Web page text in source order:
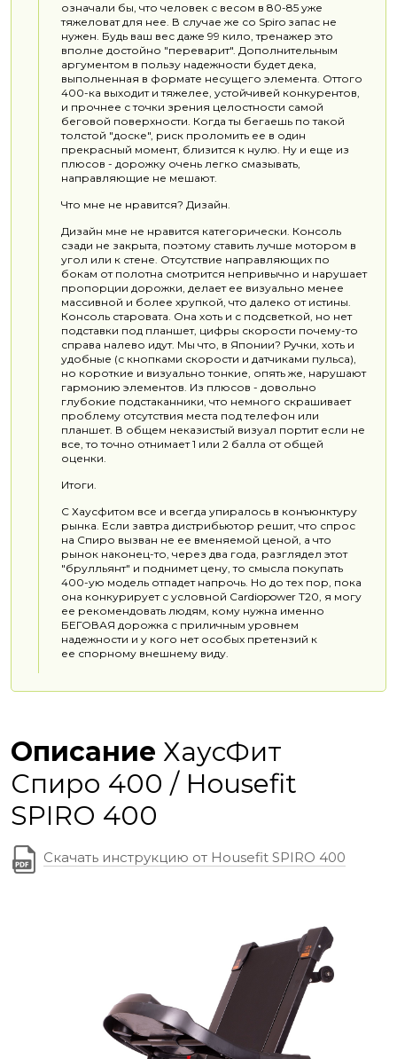
означали бы, что человек с весом в 80-85 уже
тяжеловат для нее. В случае же со Spiro запас не
нужен. Будь ваш вес даже 99 кило, тренажер это
вполне достойно "переварит". Дополнительным
аргументом в пользу надежности будет дека,
выполненная в формате несущего элемента. Оттого
400-ка выходит и тяжелее, устойчивей конкурентов,
и прочнее с точки зрения целостности самой
беговой поверхности. Когда ты бегаешь по такой
толстой "доске", риск проломить ее в один
прекрасный момент, близится к нулю. Ну и еще из
плюсов - дорожку очень легко смазывать,
направляющие не мешают.
Что мне не нравится? Дизайн.
Дизайн мне не нравится категорически. Консоль
сзади не закрыта, поэтому ставить лучше мотором в
угол или к стене. Отсутствие направляющих по
бокам от полотна смотрится непривычно и нарушает
пропорции дорожки, делает ее визуально менее
массивной и более хрупкой, что далеко от истины.
Консоль старовата. Она хоть и с подсветкой, но нет
подставки под планшет, цифры скорости почему-то
справа налево идут. Мы что, в Японии? Ручки, хоть и
удобные (с кнопками скорости и датчиками пульса),
но короткие и визуально тонкие, опять же, нарушают
гармонию элементов. Из плюсов - довольно
глубокие подстаканники, что немного скрашивает
проблему отсутствия места под телефон или
планшет. В общем неказистый визуал портит если не
все, то точно отнимает 1 или 2 балла от общей
оценки.
Итоги.
С Хаусфитом все и всегда упиралось в конъюнктуру
рынка. Если завтра дистрибьютор решит, что спрос
на Спиро вызван не ее вменяемой ценой, а что
рынок наконец-то, через два года, разглядел этот
"брулльянт" и поднимет цену, то смысла покупать
400-ую модель отпадет напрочь. Но до тех пор, пока
она конкурирует с условной Cardiopower T20, я могу
ее рекомендовать людям, кому нужна именно
БЕГОВАЯ дорожка с приличным уровнем
надежности и у кого нет особых претензий к
ее спорному внешнему виду.
Описание ХаусФит
Спиро 400 / Housefit
SPIRO 400
Скачать инструкцию от Housefit SPIRO 400